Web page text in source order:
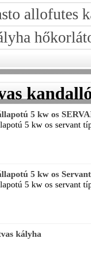
allofutes
5 kw os
5 kw os servant
5 kw os
5 kw os servant
kályha